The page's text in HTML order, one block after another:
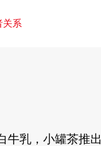
关系
牛乳，小罐茶推出